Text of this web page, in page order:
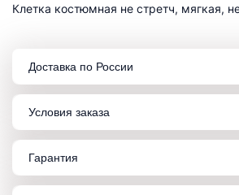
Клетка костюмная не стретч, мягкая,
Доставка по России
Условия заказа
Гарантия